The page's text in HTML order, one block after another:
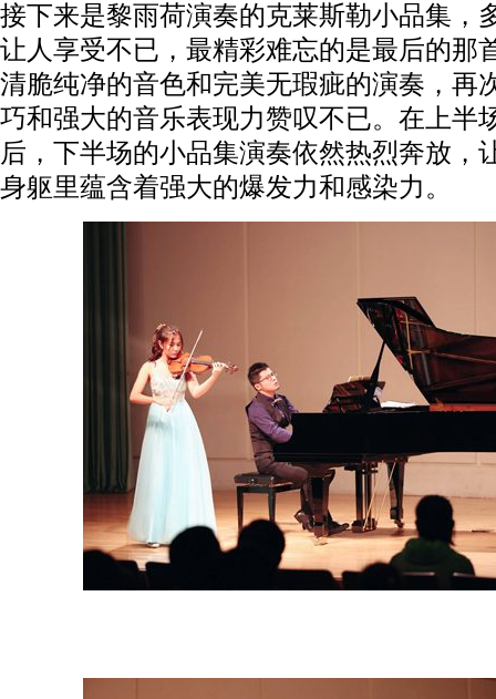
接下来是黎雨荷演奏的克莱斯勒小品集，
让人享受不已，最精彩难忘的是最后的那
清脆纯净的音色和完美无瑕疵的演奏，再
巧和强大的音乐表现力赞叹不已。在上半
后，下半场的小品集演奏依然热烈奔放，
身躯里蕴含着强大的爆发力和感染力。